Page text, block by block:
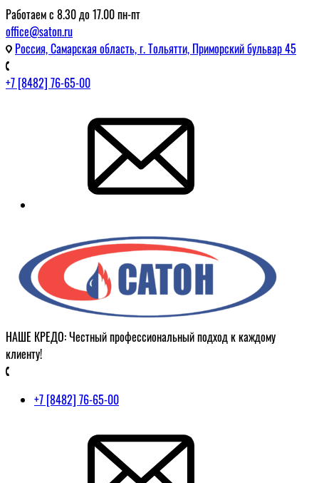
Работаем с 8.30 до 17.00 пн-пт
office@saton.ru
Россия, Самарская область, г. Тольятти, Приморский бульвар 45
+7 [8482] 76-65-00
НАШЕ КРЕДО: Честный профессиональный подход к каждому
клиенту!
+7 [8482] 76-65-00